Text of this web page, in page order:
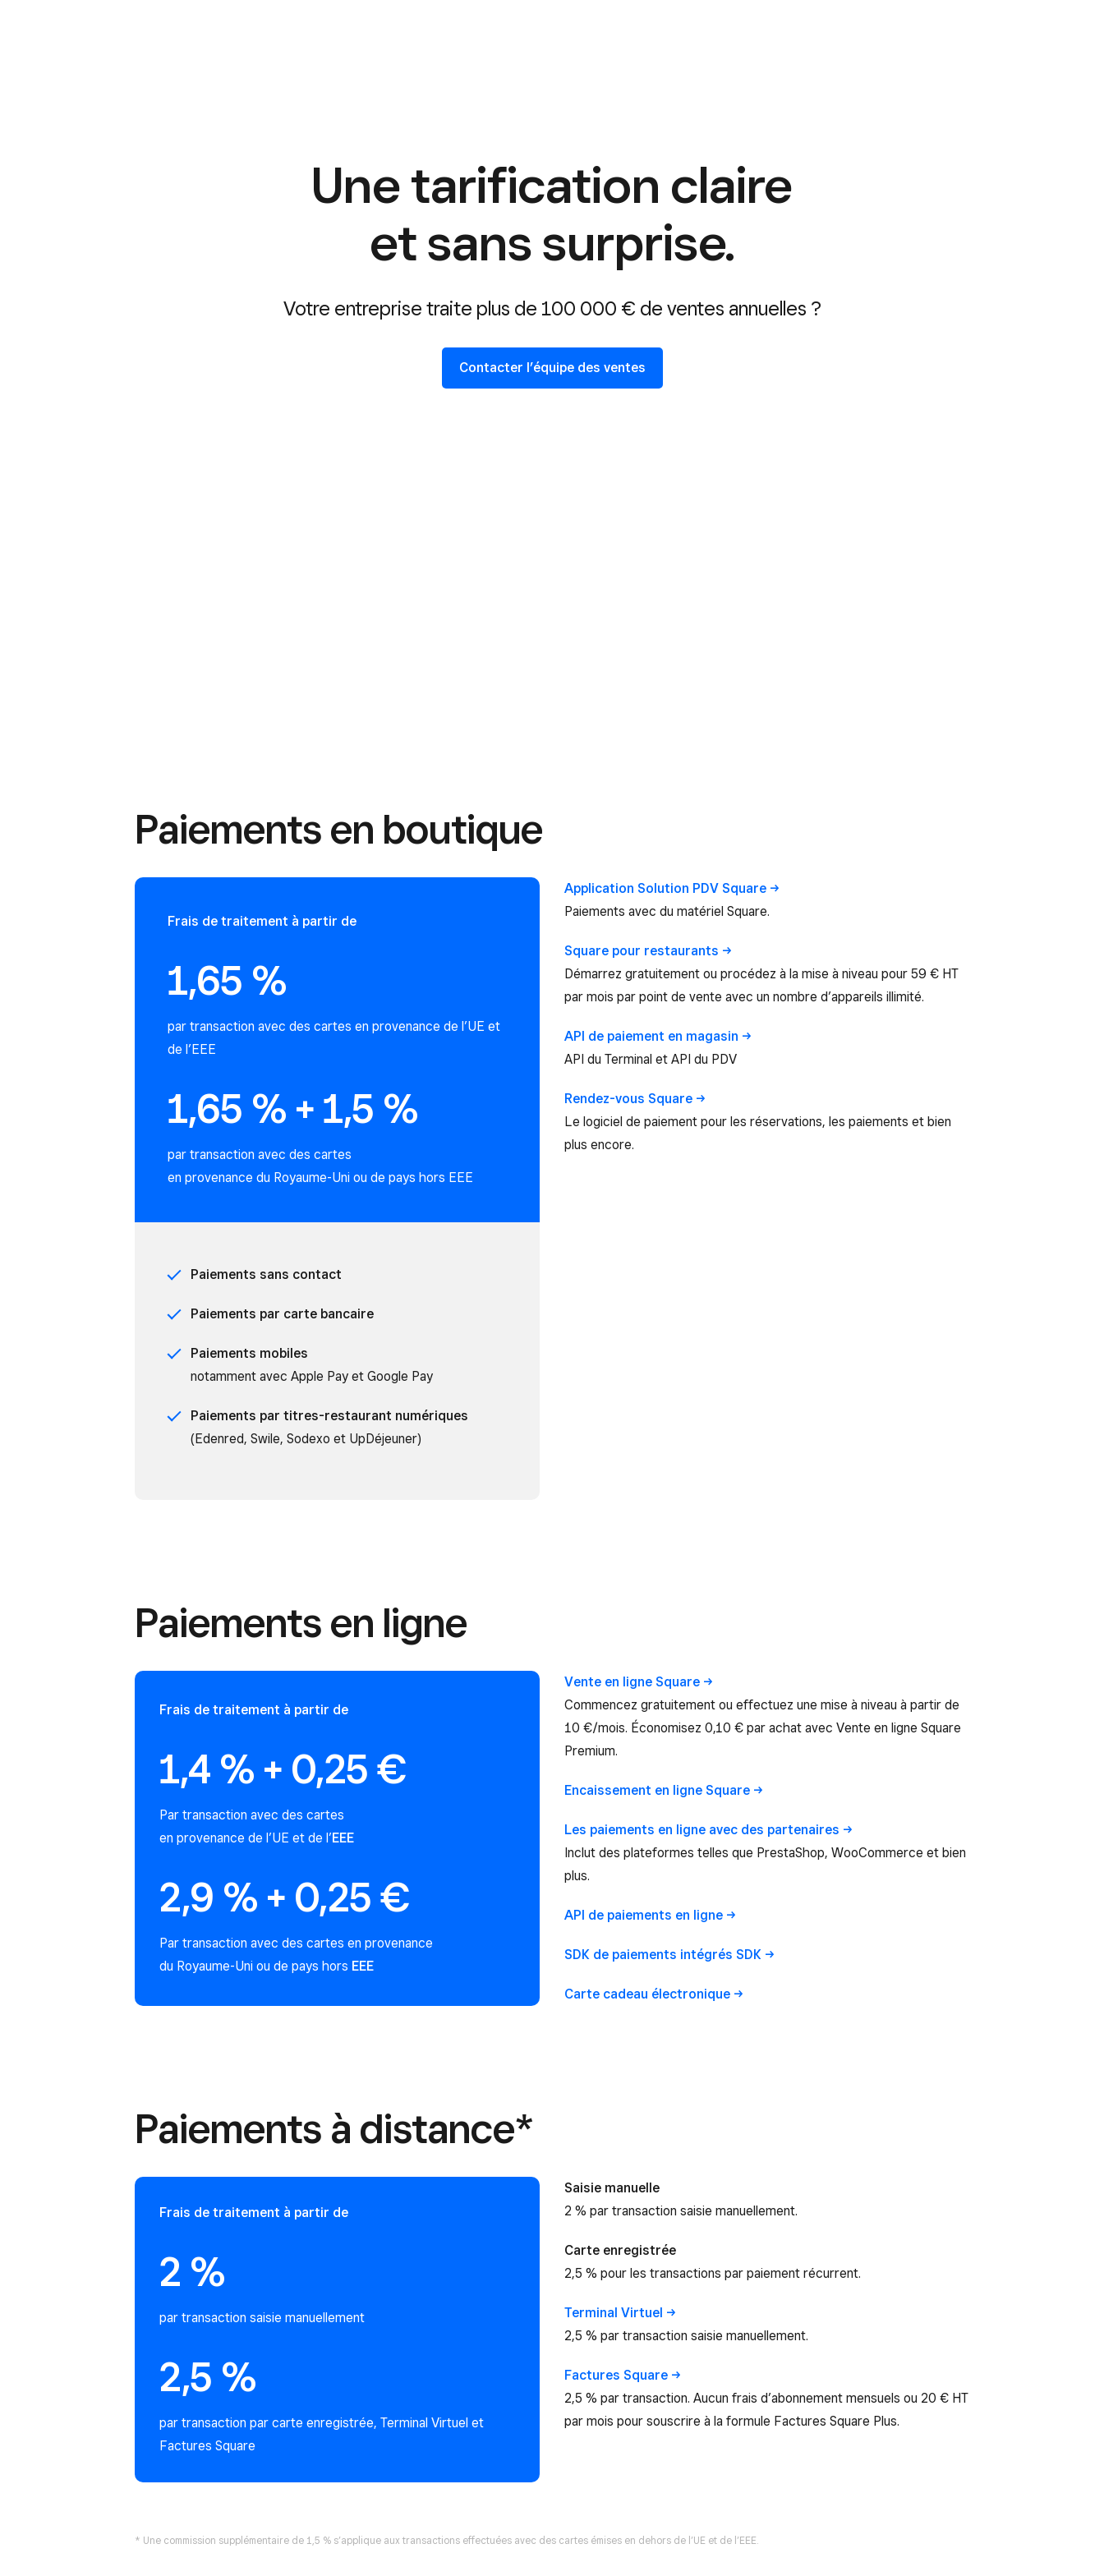
Une tarification claire
et sans surprise.
Votre entreprise traite plus de 100 000 € de ventes annuelles ?
Contacter l’équipe des ventes
Paiements en boutique
Frais de traitement à partir de
1,65 %
par transaction avec des cartes en provenance de l’UE et
de l’EEE
1,65 % + 1,5 %
par transaction avec des cartes
en provenance du Royaume-Uni ou de pays hors EEE
Paiements sans contact
Paiements par carte bancaire
Paiements mobiles
notamment avec Apple Pay et Google Pay
Paiements par titres-restaurant numériques
(Edenred, Swile, Sodexo et UpDéjeuner)
Application Solution PDV Square
Paiements avec du matériel Square.
Square pour restaurants
Démarrez gratuitement ou procédez à la mise à niveau pour 59 € HT
par mois par point de vente avec un nombre d’appareils illimité.
API de paiement en magasin
API du Terminal et API du PDV
Rendez-vous Square
Le logiciel de paiement pour les réservations, les paiements et bien
plus encore.
Paiements en ligne
Frais de traitement à partir de
1,4 % + 0,25 €
Par transaction avec des cartes
en provenance de l’UE et de l’EEE
2,9 % + 0,25 €
Par transaction avec des cartes en provenance
du Royaume-Uni ou de pays hors EEE
Vente en ligne Square
Commencez gratuitement ou effectuez une mise à niveau à partir de
10 €/mois. Économisez 0,10 € par achat avec Vente en ligne Square
Premium.
Encaissement en ligne Square
Les paiements en ligne avec des partenaires
Inclut des plateformes telles que PrestaShop, WooCommerce et bien
plus.
API de paiements en ligne
SDK de paiements intégrés SDK
Carte cadeau électronique
Paiements à distance*
Frais de traitement à partir de
2 %
par transaction saisie manuellement
2,5 %
par transaction par carte enregistrée, Terminal Virtuel et
Factures Square
Saisie manuelle
2 % par transaction saisie manuellement.
Carte enregistrée
2,5 % pour les transactions par paiement récurrent.
Terminal Virtuel
2,5 % par transaction saisie manuellement.
Factures Square
2,5 % par transaction. Aucun frais d’abonnement mensuels ou 20 € HT
par mois pour souscrire à la formule Factures Square Plus.
* Une commission supplémentaire de 1,5 % s’applique aux transactions effectuées avec des cartes émises en dehors de l’UE et de l’EEE.